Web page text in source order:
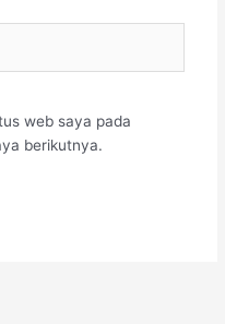
web saya pada
berikutnya.